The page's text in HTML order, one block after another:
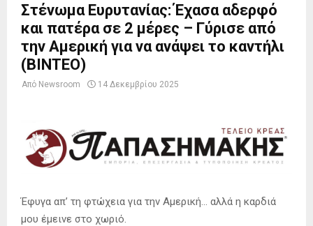
Στένωμα Ευρυτανίας: Έχασα αδερφό
και πατέρα σε 2 μέρες – Γύρισε από
την Αμερική για να ανάψει το καντήλι
(BINTEO)
Από Newsroom 14 Δεκεμβρίου 2025
Έφυγα απ’ τη φτώχεια για την Αμερική… αλλά η καρδιά
μου έμεινε στο χωριό.